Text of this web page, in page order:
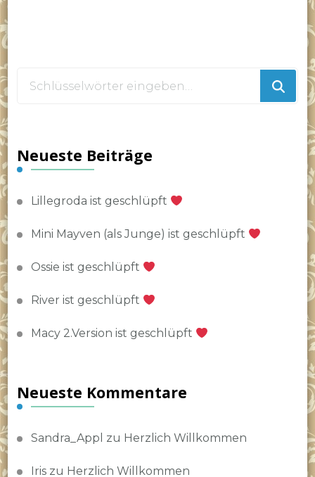
du
Neueste Beiträge
Lillegroda ist geschlüpft
Mini Mayven (als Junge) ist geschlüpft
Ossie ist geschlüpft
River ist geschlüpft
Macy 2.Version ist geschlüpft
Neueste Kommentare
Sandra_Appl zu Herzlich Willkommen
Iriszu Herzlich Willkommen